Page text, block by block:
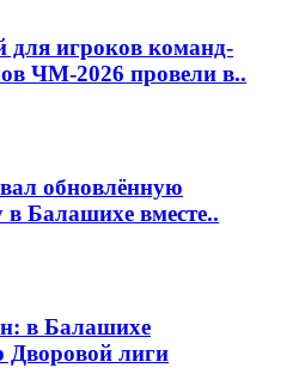
для игроков команд-
ЧМ-2026 провели в..
обновлённую
Балашихе вместе..
в Балашихе
Дворовой лиги